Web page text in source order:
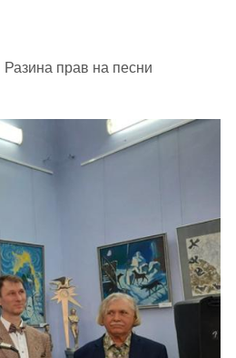
прав на песни